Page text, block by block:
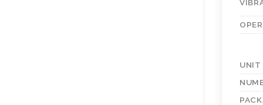
UNIT